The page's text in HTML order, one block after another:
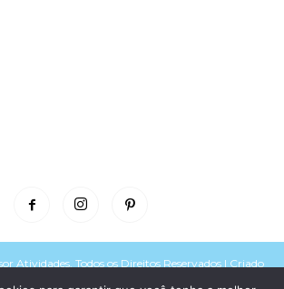
Atividades. Todos os Direitos Reservados | Criado